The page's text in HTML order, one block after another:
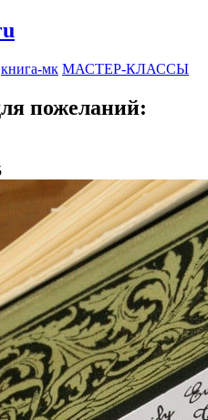
книга-мк МАСТЕР-КЛАССЫ
пожеланий: